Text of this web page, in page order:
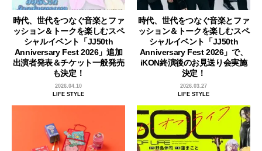
時代、世代をつなぐ音楽とファ
ッション＆トークを楽しむスペ
シャルイベント「JJ50th
Anniversary Fest 2026」追加
出演者発表＆チケット一般発売
も決定！
2026.04.10
LIFE STYLE
時代、世代をつなぐ音楽とファ
ッション＆トークを楽しむスペ
シャルイベント「JJ50th
Anniversary Fest 2026」で、
iKON終演後のお見送り会実施
決定！
2026.03.27
LIFE STYLE